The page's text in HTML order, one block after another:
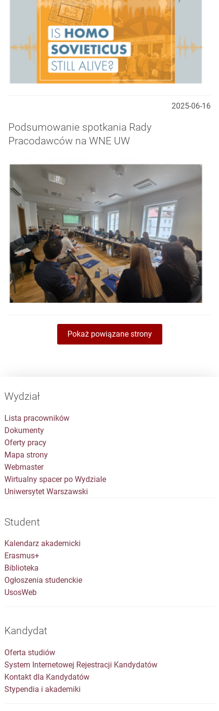
2025-06-16
Podsumowanie spotkania Rady
Pracodawców na WNE UW
Pokaż powiązane strony
Wydział
Lista pracowników
Dokumenty
Oferty pracy
Mapa strony
Webmaster
Wirtualny spacer po Wydziale
Uniwersytet Warszawski
Student
Kalendarz akademicki
Erasmus+
Biblioteka
Ogłoszenia studenckie
UsosWeb
Kandydat
Oferta studiów
System Internetowej Rejestracji Kandydatów
Kontakt dla Kandydatów
Stypendia i akademiki